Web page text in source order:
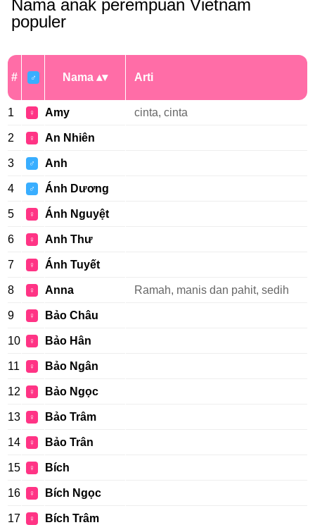
Nama anak perempuan Vietnam
populer
# ♂ Nama Arti
1 ♀ Amy cinta, cinta
2 ♀ An Nhiên
3 ♂ Anh
4 ♂ Ánh Dương
5 ♀ Ánh Nguyệt
6 ♀ Anh Thư
7 ♀ Ánh Tuyết
8 ♀ Anna Ramah, manis dan pahit, sedih
9 ♀ Bảo Châu
10 ♀ Bảo Hân
11 ♀ Bảo Ngân
12 ♀ Bảo Ngọc
13 ♀ Bảo Trâm
14 ♀ Bảo Trân
15 ♀ Bích
16 ♀ Bích Ngọc
17 ♀ Bích Trâm